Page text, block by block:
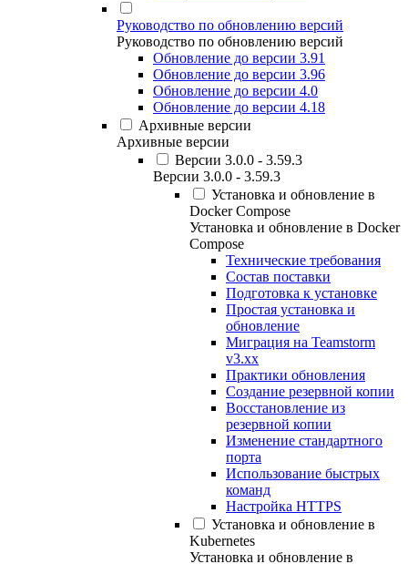
Руководство по обновлению версий
Руководство по обновлению версий
Обновление до версии 3.91
Обновление до версии 3.96
Обновление до версии 4.0
Обновление до версии 4.18
Архивные версии
Архивные версии
Версии 3.0.0 - 3.59.3
Версии 3.0.0 - 3.59.3
Установка и обновление в
Docker Compose
Установка и обновление в Docker
Compose
Технические требования
Состав поставки
Подготовка к установке
Простая установка и
обновление
Миграция на Teamstorm
v3.xx
Практики обновления
Создание резервной копии
Восстановление из
резервной копии
Изменение стандартного
порта
Использование быстрых
команд
Настройка HTTPS
Установка и обновление в
Kubernetes
Установка и обновление в